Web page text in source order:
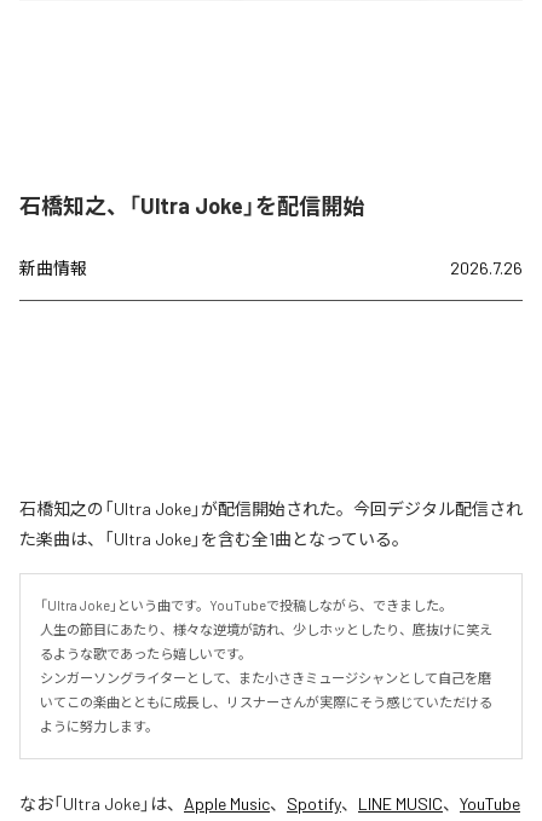
石橋知之、「Ultra Joke」を配信開始
新曲情報 2026.7.26
石橋知之の「Ultra Joke」が配信開始された。今回デジタル配信され
た楽曲は、「Ultra Joke」を含む全1曲となっている。
「Ultra Joke」という曲です。YouTubeで投稿しながら、できました。
人生の節目にあたり、様々な逆境が訪れ、少しホッとしたり、底抜けに笑え
るような歌であったら嬉しいです。
シンガーソングライターとして、また小さきミュージシャンとして自己を磨
いてこの楽曲とともに成長し、リスナーさんが実際にそう感じていただける
ように努力します。
なお「Ultra Joke」は、 Apple Music、 Spotify、 LINE MUSIC、 YouTube